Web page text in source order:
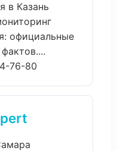
в Казань
официальные
76-80